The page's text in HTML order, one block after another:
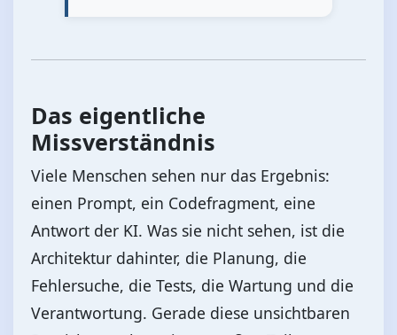
Das eigentliche
Missverständnis
Viele Menschen sehen nur das Ergebnis:
einen Prompt, ein Codefragment, eine
Antwort der KI. Was sie nicht sehen, ist die
Architektur dahinter, die Planung, die
Fehlersuche, die Tests, die Wartung und die
Verantwortung. Gerade diese unsichtbaren